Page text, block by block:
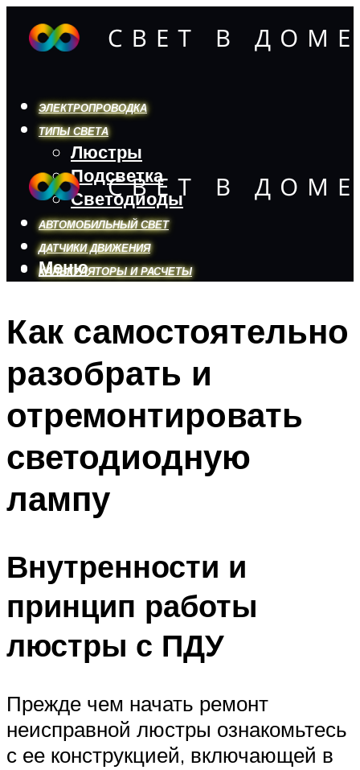
ЭЛЕКТРОПРОВОДКА
ТИПЫ СВЕТА
Люстры
Подсветка
Светодиоды
АВТОМОБИЛЬНЫЙ СВЕТ
ДАТЧИКИ ДВИЖЕНИЯ
КАЛЬКУЛЯТОРЫ И РАСЧЕТЫ
Меню
Меню
Как самостоятельно
разобрать и
отремонтировать
светодиодную
лампу
Внутренности и
принцип работы
люстры с ПДУ
Прежде чем начать ремонт
неисправной люстры ознакомьтесь
с ее конструкцией, включающей в